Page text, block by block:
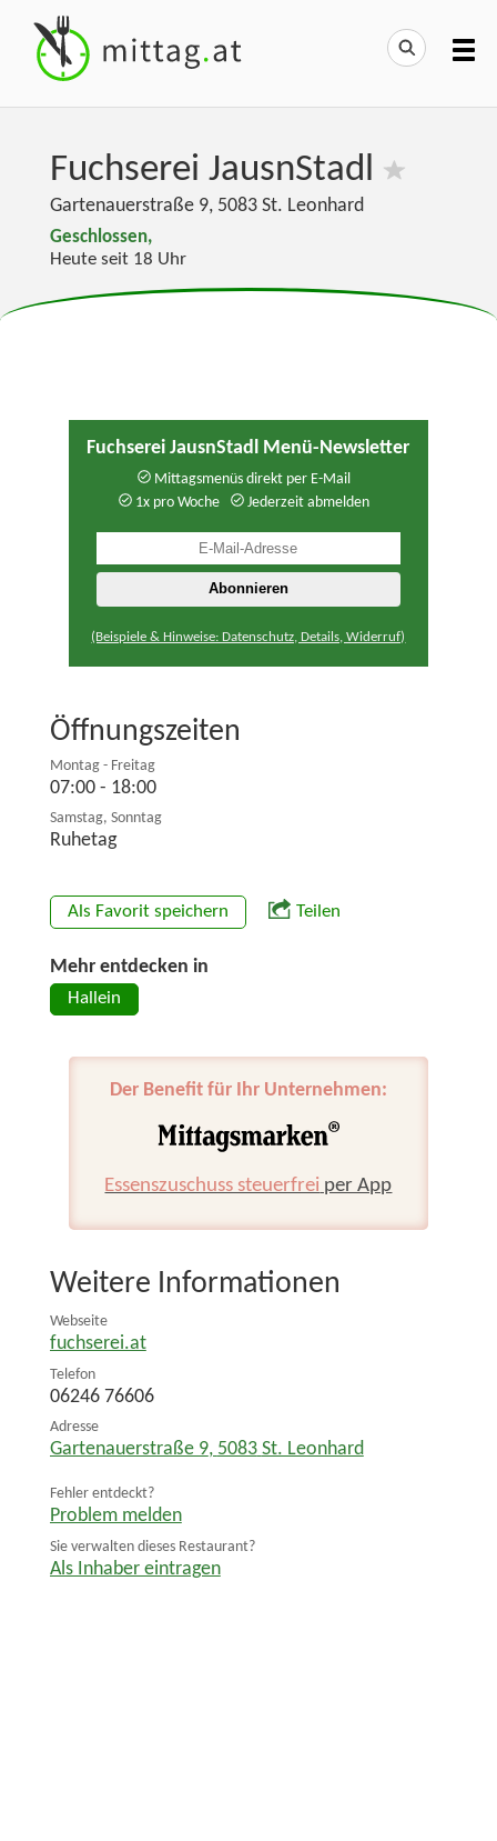
Fuchserei JausnStadl
Gartenauerstraße 9, 5083 St. Leonhard
Geschlossen,
Heute seit 18 Uhr
Fuchserei JausnStadl Menü-Newsletter
Mittagsmenüs direkt per E-Mail
1x pro Woche
Jederzeit abmelden
(Beispiele & Hinweise: Datenschutz, Details, Widerruf)
Öffnungszeiten
Montag - Freitag
07:00 - 18:00
Samstag, Sonntag
Ruhetag
Als Favorit speichern Teilen
Mehr entdecken in
Hallein
Der Benefit für Ihr Unternehmen:
Essenszuschuss steuerfrei per App
Weitere Informationen
Webseite
fuchserei.at
Telefon
06246 76606
Adresse
Gartenauerstraße 9, 5083 St. Leonhard
Fehler entdeckt?
Problem melden
Sie verwalten dieses Restaurant?
Als Inhaber eintragen